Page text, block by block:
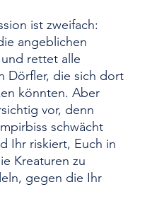
ist zweifach:
angeblichen
und rettet alle
Dörfler, die sich dort
könnten. Aber
vor, denn
schwächt
Ihr riskiert, Euch in
Kreaturen zu
gegen die Ihr